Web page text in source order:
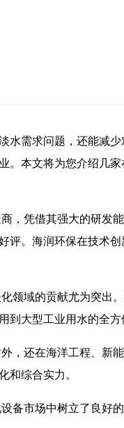
需求问题，还能减
本文将为您介绍几
凭借其强大的研发
。海润环保在技术
域的贡献尤为突出
大型工业用水的全
还在海洋工程、新
和综合实力。
市场中树立了良好